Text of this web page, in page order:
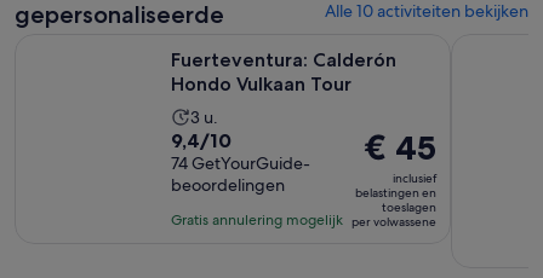
gepersonaliseerde Alle 10 activiteiten bekijken
Fuerteventura: Calderón
Hondo Vulkaan Tour
De
activiteit
duurt
3
uur
3 u.
9.4
van
10
met
9,4/10
74 GetYourGuide-
beoordelingen
Gratis annulering mogelijk
De
prijs
is
€ 45
€ 45
inclusief
belastingen en
toeslagen
per volwassene